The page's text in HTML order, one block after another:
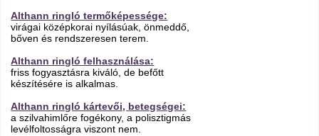
Althann ringló termőképessége:
virágai középkorai nyílásúak, önmeddő,
bőven és rendszeresen terem.
Althann ringló felhasználása:
friss fogyasztásra kiváló, de befőtt
készítésére is alkalmas.
Althann ringló kártevői, betegségei:
a szilvahimlőre fogékony, a polisztigmás
levélfoltosságra viszont nem.